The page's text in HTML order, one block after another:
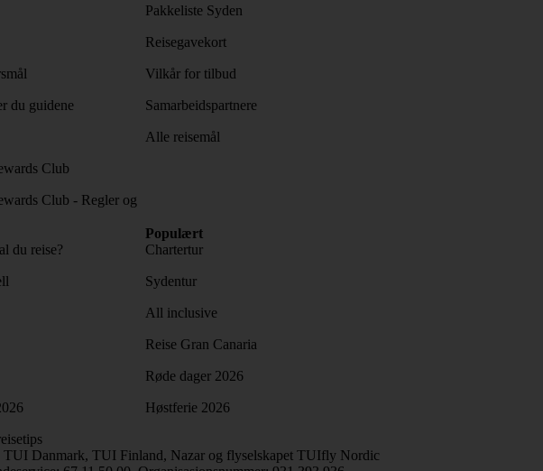
du guidene
Club
Club - Regler og
Pakkeliste Syden
Reisegavekort
Vilkår for tilbud
Samarbeidspartnere
Alle reisemål
du reise?
Populært
Chartertur
Sydentur
All inclusive
Reise Gran Canaria
Røde dager 2026
Høstferie 2026
Danmark, TUI Finland, Nazar og flyselskapet TUIfly Nordic